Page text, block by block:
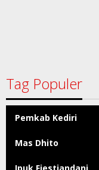
Tag Populer
Pemkab Kediri
Mas Dhito